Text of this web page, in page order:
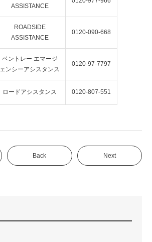
ASSISTANCE
ROADSIDE
ASSISTANCE
0120-090-668
ベントレー エマージ
ェンシーアシスタンス
0120-97-7797
ロードアシスタンス 0120-807-551
Back Next